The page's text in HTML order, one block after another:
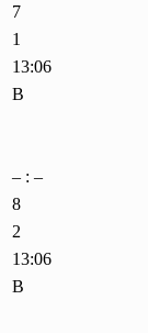
7
1
13:06
B
– : –
8
2
13:06
B